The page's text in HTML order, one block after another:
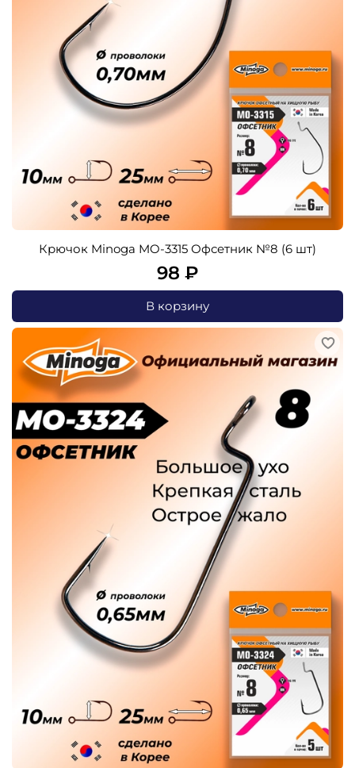
Крючок Minoga MO-3315 Офсетник №8 (6 шт)
98 ₽
В корзину